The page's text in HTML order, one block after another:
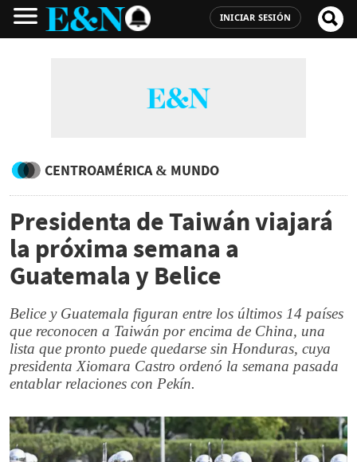
INICIAR SESIÓN
CENTROAMÉRICA & MUNDO
Presidenta de Taiwán viajará
la próxima semana a
Guatemala y Belice
Belice y Guatemala figuran entre los últimos 14 países
que reconocen a Taiwán por encima de China, una
lista que pronto puede quedarse sin Honduras, cuya
presidenta Xiomara Castro ordenó la semana pasada
entablar relaciones con Pekín.